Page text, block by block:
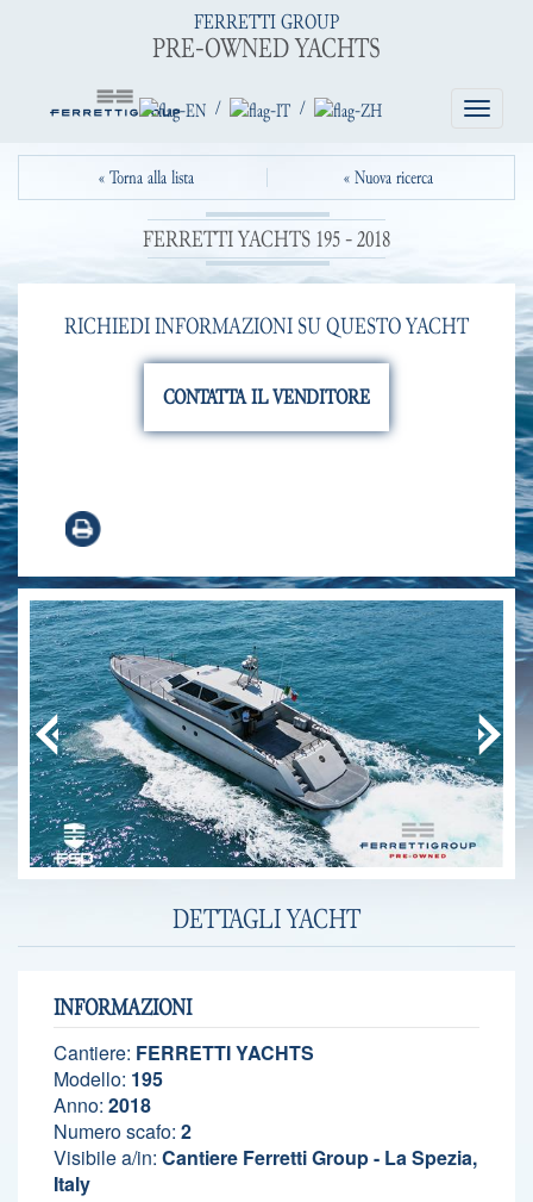
Toggle
FERRETTI GROUP
PRE-OWNED YACHTS
/ /
« Torna alla lista « Nuova ricerca
FERRETTI YACHTS 195 - 2018
RICHIEDI INFORMAZIONI SU QUESTO YACHT
DETTAGLI YACHT
INFORMAZIONI
Cantiere: FERRETTI YACHTS
Modello: 195
Anno: 2018
Numero scafo: 2
Visibile a/in: Cantiere Ferretti Group - La Spezia,
Italy